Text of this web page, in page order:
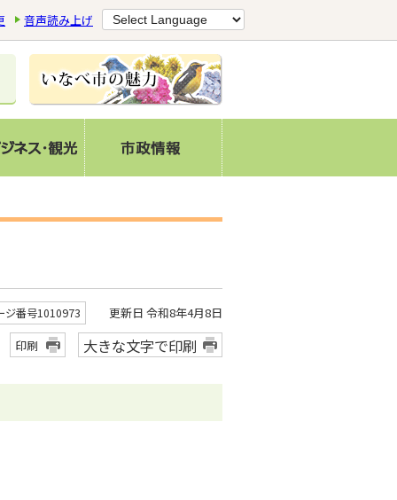
音声読み上げ
ジ番号1010973
更新日 令和8年4月8日
印刷
大きな文字で印刷